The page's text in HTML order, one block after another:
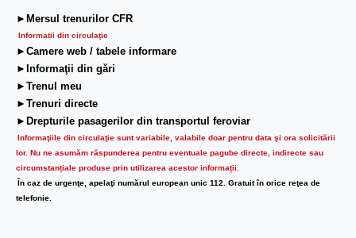
►Mersul trenurilor CFR
Informatii din circulaţie
►Camere web / tabele informare
►Informaţii din gări
►Trenul meu
►Trenuri directe
►Drepturile pasagerilor din transportul feroviar
Informaţiile din circulaţie sunt variabile, valabile doar pentru data şi ora solicitării
lor. Nu ne asumăm răspunderea pentru eventuale pagube directe, indirecte sau
circumstanțiale produse prin utilizarea acestor informații.
În caz de urgenţe, apelaţi numărul european unic 112. Gratuit în orice reţea de
telefonie.